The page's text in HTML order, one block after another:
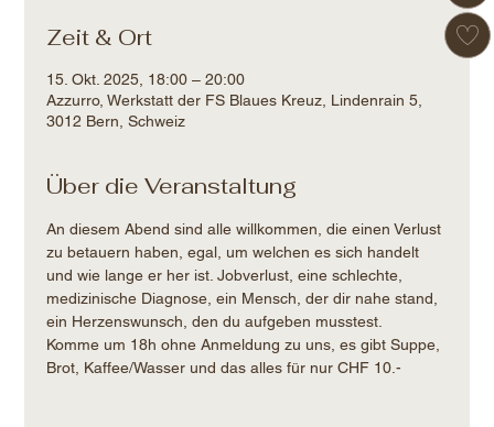
Zeit & Ort
15. Okt. 2025, 18:00 – 20:00
Azzurro, Werkstatt der FS Blaues Kreuz, Lindenrain 5,
3012 Bern, Schweiz
Über die Veranstaltung
An diesem Abend sind alle willkommen, die einen Verlust
zu betauern haben, egal, um welchen es sich handelt
und wie lange er her ist. Jobverlust, eine schlechte,
medizinische Diagnose, ein Mensch, der dir nahe stand,
ein Herzenswunsch, den du aufgeben musstest.
Komme um 18h ohne Anmeldung zu uns, es gibt Suppe,
Brot, Kaffee/Wasser und das alles für nur CHF 10.-